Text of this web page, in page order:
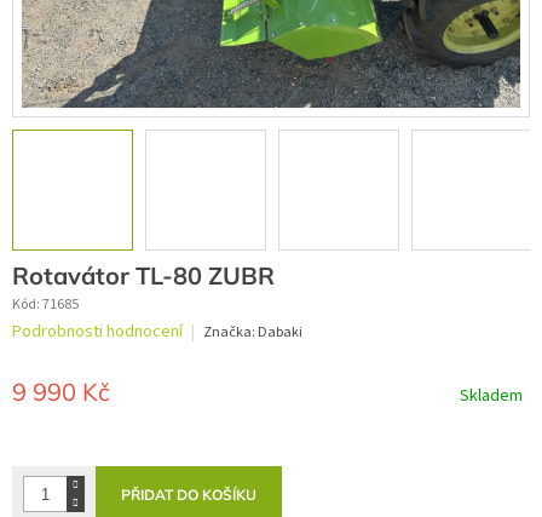
Rotavátor TL-80 ZUBR
Kód:71685
Průměrné
je
0,0
Podrobnosti hodnocení Značka: Dabaki
9 990 Kč Skladem
PŘIDAT DO KOŠÍKU